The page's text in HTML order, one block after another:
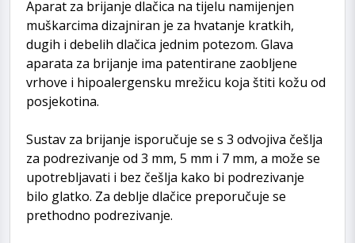
Aparat za brijanje dlačica na tijelu namijenjen
muškarcima dizajniran je za hvatanje kratkih,
dugih i debelih dlačica jednim potezom. Glava
aparata za brijanje ima patentirane zaobljene
vrhove i hipoalergensku mrežicu koja štiti kožu od
posjekotina.
Sustav za brijanje isporučuje se s 3 odvojiva češlja
za podrezivanje od 3 mm, 5 mm i 7 mm, a može se
upotrebljavati i bez češlja kako bi podrezivanje
bilo glatko. Za deblje dlačice preporučuje se
prethodno podrezivanje.